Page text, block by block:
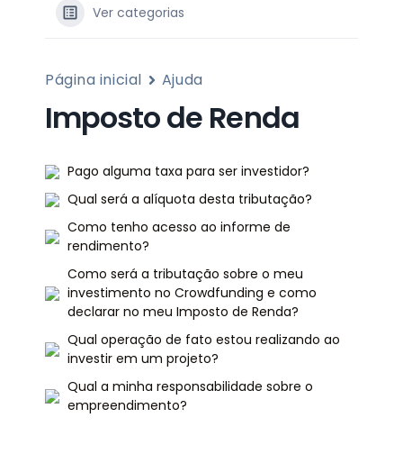
Ver categorias
Página inicial Ajuda
Imposto de Renda
Pago alguma taxa para ser investidor?
Qual será a alíquota desta tributação?
Como tenho acesso ao informe de
rendimento?
Como será a tributação sobre o meu
investimento no Crowdfunding e como
declarar no meu Imposto de Renda?
Qual operação de fato estou realizando ao
investir em um projeto?
Qual a minha responsabilidade sobre o
empreendimento?